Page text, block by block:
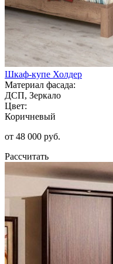
Шкаф-купе Холдер
Материал фасада:
ДСП, Зеркало
Цвет:
Коричневый
от 48 000 руб.
Рассчитать